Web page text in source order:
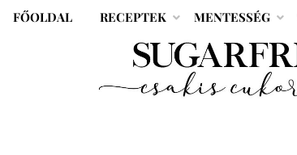
FŐOLDAL RECEPTEK MENTESSÉG